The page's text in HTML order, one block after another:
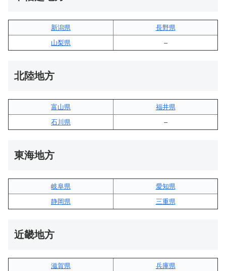
新潟県
長野県
山梨県
–
北陸地方
富山県
福井県
石川県
–
東海地方
岐阜県
愛知県
静岡県
三重県
近畿地方
滋賀県
兵庫県